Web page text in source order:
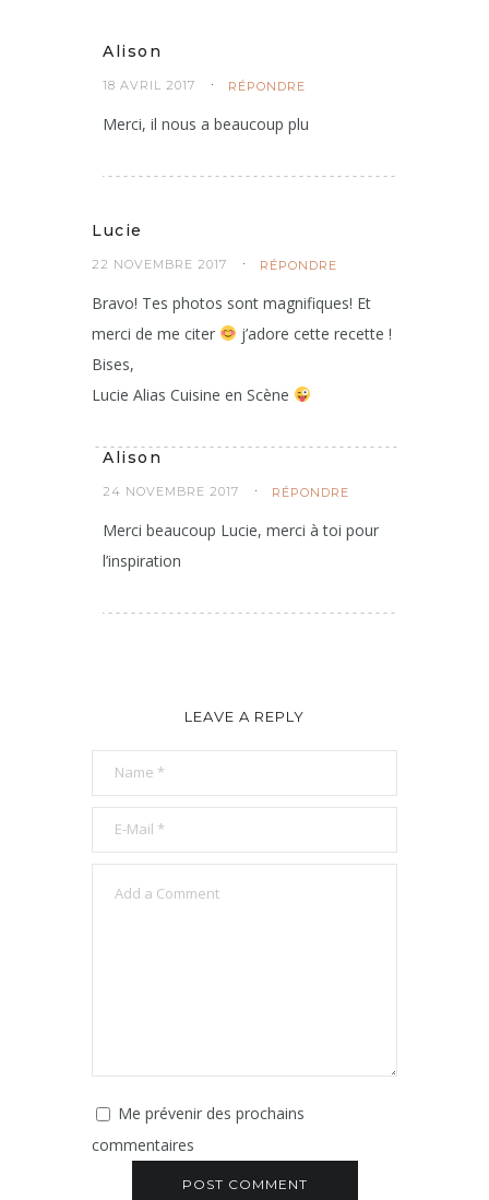
Alison
18 AVRIL 2017 RÉPONDRE
Merci, il nous a beaucoup plu
Lucie
22 NOVEMBRE 2017 RÉPONDRE
Bravo! Tes photos sont magnifiques! Et
merci de me citer
j’adore cette recette !
Bises,
Lucie Alias Cuisine en Scène
Alison
24 NOVEMBRE 2017 RÉPONDRE
Merci beaucoup Lucie, merci à toi pour
l’inspiration
LEAVE A REPLY
Me prévenir des prochains
commentaires